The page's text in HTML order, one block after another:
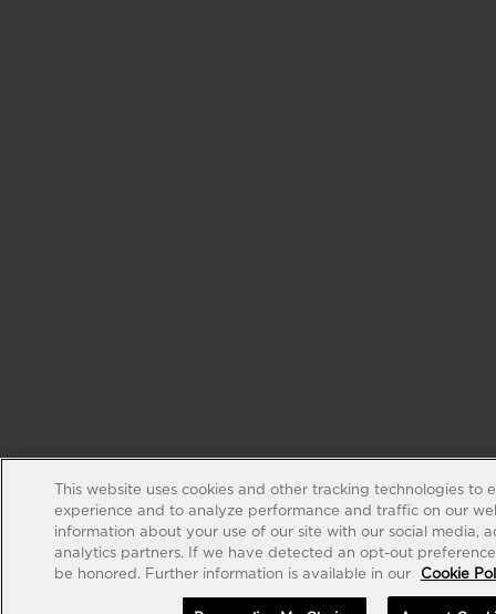
This website uses cookies and other tracking technologies to
experience and to analyze performance and traffic on our
information about your use of our site with our social media,
analytics partners. If we have detected an opt-out
be honored. Further information is available in our
Cookie